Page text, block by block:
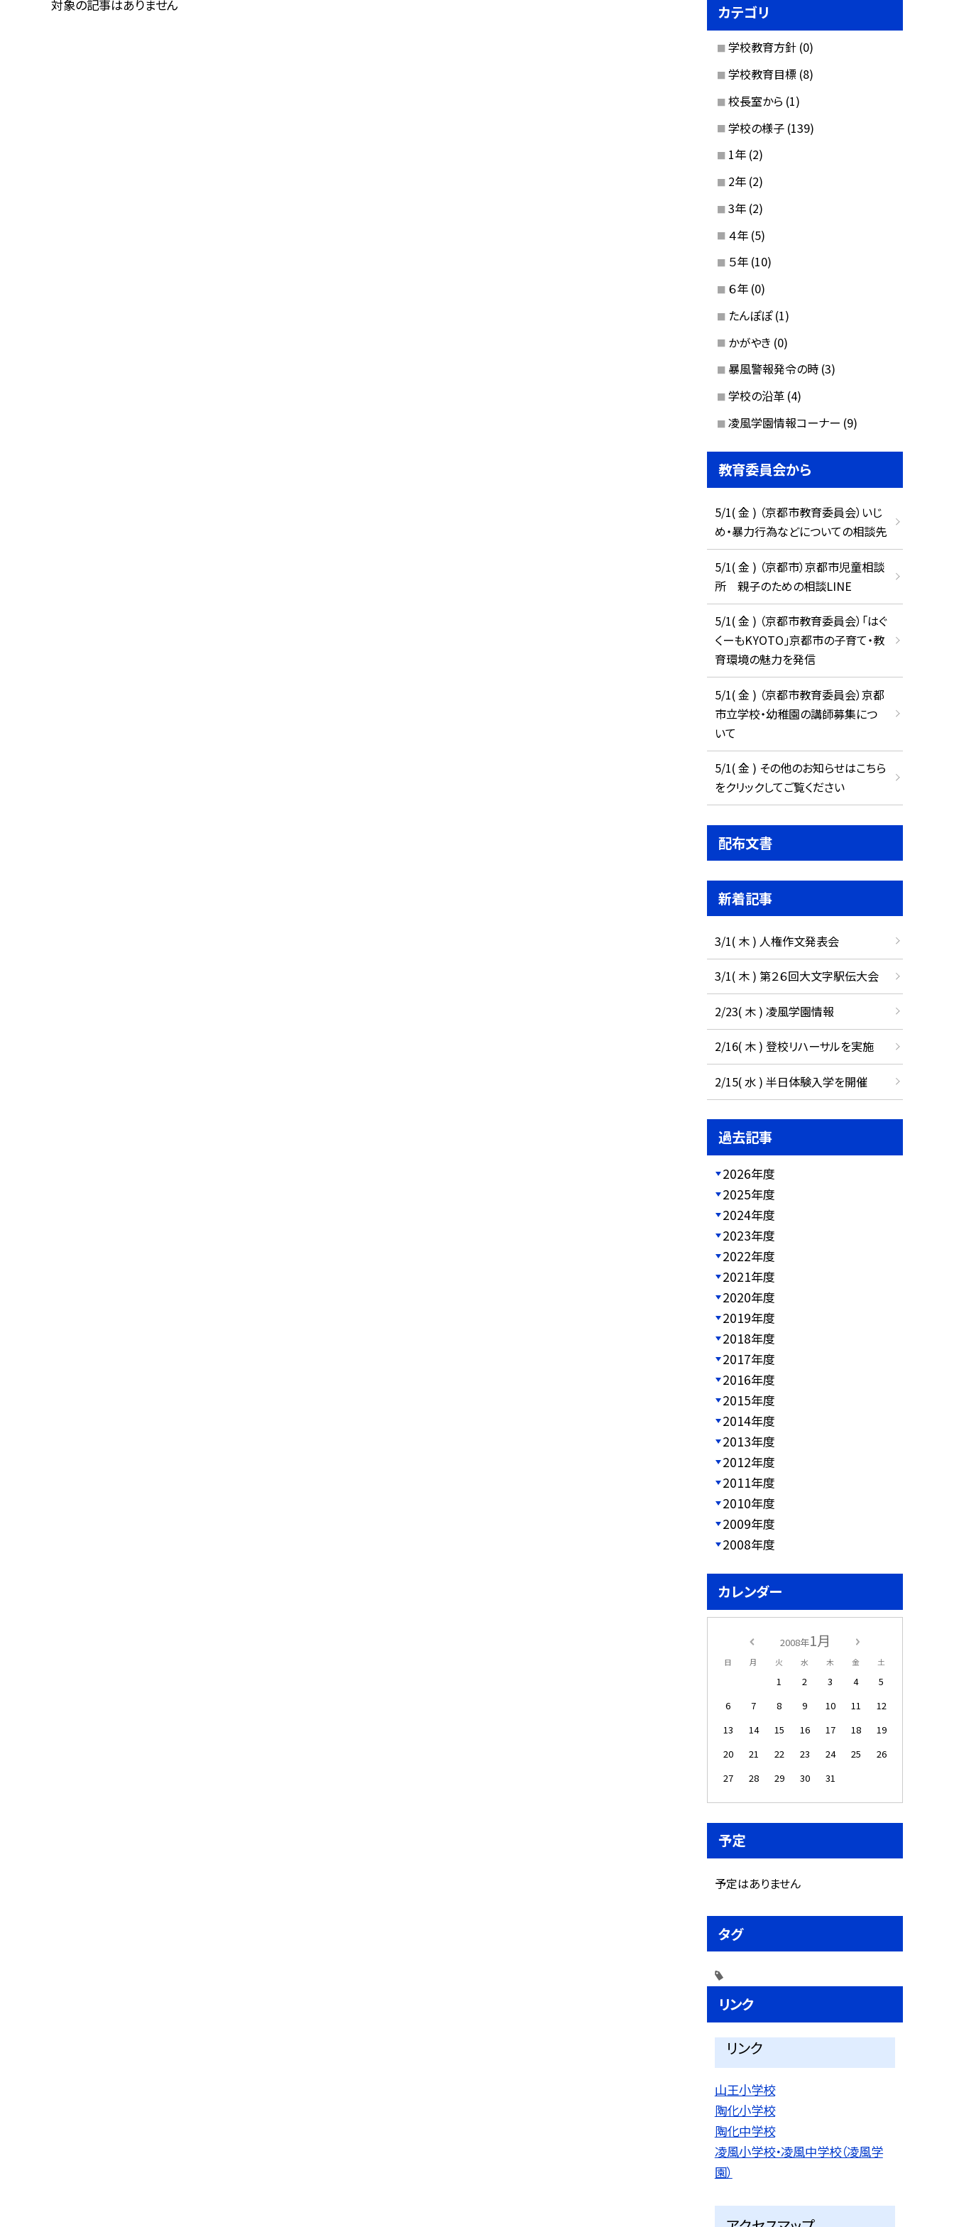
対象の記事はありません カテゴリ
学校教育方針 (0)
学校教育目標 (8)
校長室から (1)
学校の様子 (139)
1年 (2)
2年 (2)
3年 (2)
４年 (5)
５年 (10)
６年 (0)
たんぽぽ (1)
かがやき (0)
暴風警報発令の時 (3)
学校の沿革 (4)
凌風学園情報コーナー (9)
教育委員会から
5/1( 金 ) （京都市教育委員会）いじ
め・暴力行為などについての相談先
5/1( 金 ) （京都市）京都市児童相談
所 親子のための相談LINE
5/1( 金 ) （京都市教育委員会）「はぐ
くーもKYOTO」京都市の子育て・教
育環境の魅力を発信
5/1( 金 ) （京都市教育委員会）京都
市立学校・幼稚園の講師募集につ
いて
5/1( 金 ) その他のお知らせはこちら
をクリックしてご覧ください
配布文書
新着記事
3/1( 木 ) 人権作文発表会
3/1( 木 ) 第２６回大文字駅伝大会
2/23( 木 ) 凌風学園情報
2/16( 木 ) 登校リハーサルを実施
2/15( 水 ) 半日体験入学を開催
過去記事
2026年度
2025年度
2024年度
2023年度
2022年度
2021年度
2020年度
2019年度
2018年度
2017年度
2016年度
2015年度
2014年度
2013年度
2012年度
2011年度
2010年度
2009年度
2008年度
カレンダー
2008年1月
日 月 火 水 木 金 土
1 2 3 4
5
6
7 8 9 10 11
12
13
14 15 16 17 18
19
20
21 22 23 24 25
26
27
28 29 30 31
予定
予定はありません
タグ
リンク
リンク
山王小学校
陶化小学校
陶化中学校
凌風小学校・凌風中学校（凌風学
園）